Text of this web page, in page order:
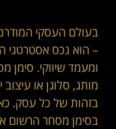
בעולם העסקי
– הוא נכס אסטרטגי
ומעמד שיווקי. סימן
מותג, סלוגן או עיצוב
בזהות של כל עסק.
בסימן מסחר הרשום